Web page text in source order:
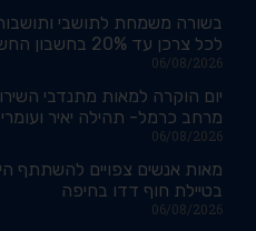
בשורה משמחת לתושבי
לכל צרכן עד 20% בחשבון החשמל
06/08/2026
יום הוקרה למאות מתנדבי
מרחב כרמל- תהילה יאיר
06/08/2026
מאות אנשים צפויים להשתתף
בטיילת חוף דדו בחיפה
06/08/2026